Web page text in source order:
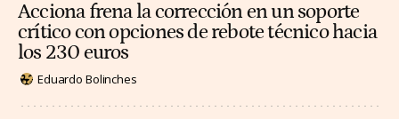
Acciona frena la corrección en un soporte
crítico con opciones de rebote técnico hacia
los 230 euros
Eduardo Bolinches